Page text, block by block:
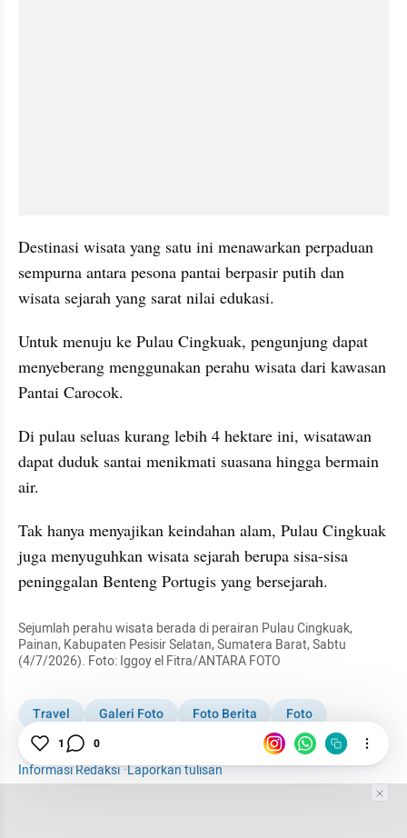
Destinasi wisata yang satu ini menawarkan perpaduan
sempurna antara pesona pantai berpasir putih dan
wisata sejarah yang sarat nilai edukasi.
Untuk menuju ke Pulau Cingkuak, pengunjung dapat
menyeberang menggunakan perahu wisata dari kawasan
Pantai Carocok.
Di pulau seluas kurang lebih 4 hektare ini, wisatawan
dapat duduk santai menikmati suasana hingga bermain
air.
Tak hanya menyajikan keindahan alam, Pulau Cingkuak
juga menyuguhkan wisata sejarah berupa sisa-sisa
peninggalan Benteng Portugis yang bersejarah.
Sejumlah perahu wisata berada di perairan Pulau Cingkuak,
Painan, Kabupaten Pesisir Selatan, Sumatera Barat, Sabtu
(4/7/2026). Foto: Iggoy el Fitra/ANTARA FOTO
Travel Galeri Foto Foto Berita
Foto
Pulau
Pesisir Selatan
Destinasi Wisata
Informasi Redaksi·Laporkan tulisan
1 0